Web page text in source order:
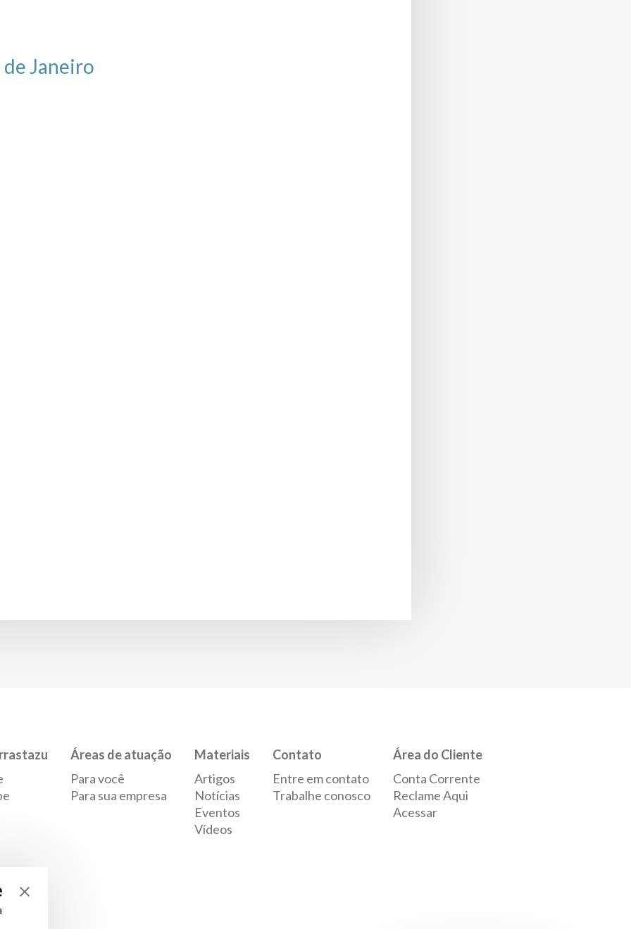
Janeiro
Áreas de atuação
Para você
Para sua empresa
Materiais
Artigos
Notícias
Eventos
Vídeos
Contato
Entre em contato
Trabalhe conosco
Área do Cliente
Conta Corrente
Reclame Aqui
Acessar